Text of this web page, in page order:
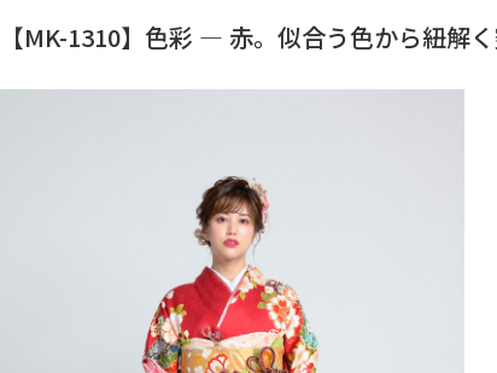
【MK-1310】色彩 ― 赤。似合う色から紐解